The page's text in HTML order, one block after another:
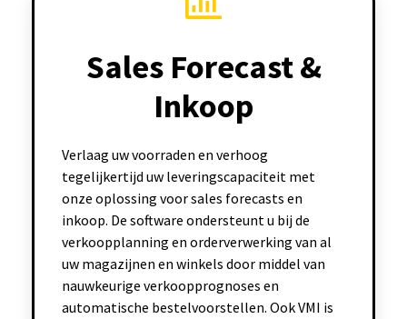
Sales Forecast &
Inkoop
Verlaag uw voorraden en verhoog
tegelijkertijd uw leveringscapaciteit met
onze oplossing voor sales forecasts en
inkoop. De software ondersteunt u bij de
verkoopplanning en orderverwerking van al
uw magazijnen en winkels door middel van
nauwkeurige verkoopprognoses en
automatische bestelvoorstellen. Ook VMI is